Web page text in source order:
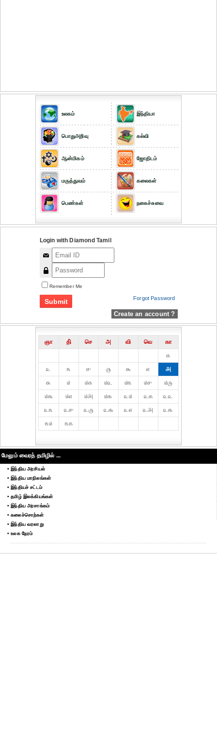
உலகம்
பொதுஅறிவு
ஆன்மிகம்
மருத்துவம்
பெண்கள்
இந்தியா
கல்வி
ஜோதிடம்
கலைகள்
நகைச்சுவை
Login with Diamond Tamil
Remember Me
Forgot Password
Create an account ?
ஞா தி் செ அ வி வெ
கா
௧
௨
௩ ௪ ௫ ௬ ௭
௮
௯
௰ ௰௧ ௰௨ ௰௩ ௰௪
௰௫
௰௬
௰௭ ௰௮ ௰௯ ௨௰ ௨௧
௨௨
௨௩
௨௪ ௨௫ ௨௬ ௨௭ ௨௮
௨௯
௩௰
௩௧
மேலும் வைரத் தமிழில் ...
• இந்திய அரசியல்
• இந்திய மாநிலங்கள்
• இந்தியச் சட்டம்
• தமிழ் இலக்கியங்கள்
• இந்திய அரசாங்கம்
• கலைச்சொற்கள்
• இந்திய வரலாறு
• உலக நேரம்